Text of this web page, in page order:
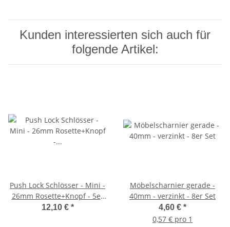
Kunden interessierten sich auch für
folgende Artikel:
Push Lock Schlösser - Mini -
26mm Rosette+Knopf - 5er
Set - silber
12,10 € *
Möbelscharnier gerade -
40mm - verzinkt - 8er Set
4,60 € *
0,57 € pro 1